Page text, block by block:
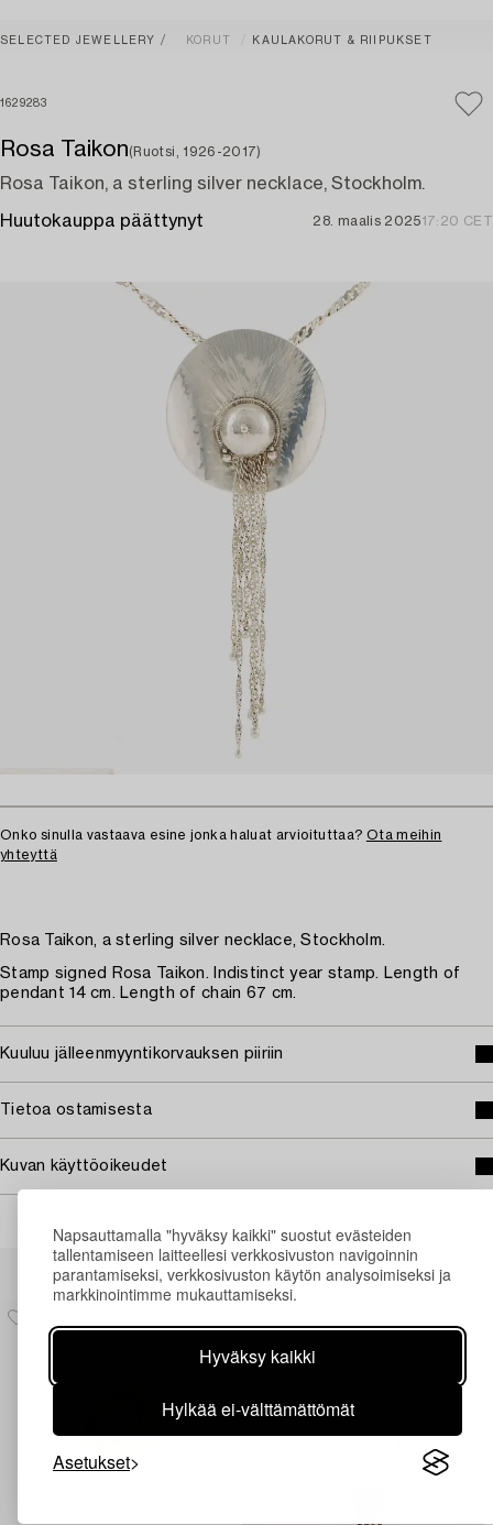
Napsauttamalla "hyväksy kaikki" suostut evästeiden
tallentamiseen laitteellesi verkkosivuston navigoinnin
parantamiseksi, verkkosivuston käytön analysoimiseksi ja
markkinointimme mukauttamiseksi.
Hyväksy kaikki
Hylkää ei-välttämättömät
Asetukset
SELECTED JEWELLERY KORUT KAULAKORUT & RIIPUKSET
1629283
Rosa Taikon(Ruotsi, 1926-2017)
Rosa Taikon, a sterling silver necklace, Stockholm.
Huutokauppa päättynyt 28. maalis 202517:20 CET
Onko sinulla vastaava esine jonka haluat arvioituttaa? Ota meihin
yhteyttä
Rosa Taikon, a sterling silver necklace, Stockholm.
Stamp signed Rosa Taikon. Indistinct year stamp. Length of
pendant 14 cm. Length of chain 67 cm.
Kuuluu jälleenmyyntikorvauksen piiriin
Tietoa ostamisesta
Kuvan käyttöoikeudet
Muiden katsomia kohteita